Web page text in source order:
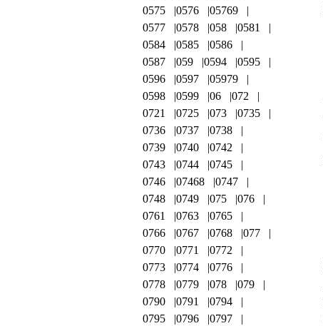
0575
0576
05769
0577
0578 058
0581
0584
0585
0586
0587
059 0594
0595
0596
0597
05979
0598
0599 06
072
0721
0725 073
0735
0736
0737
0738
0739
0740
0742
0743
0744
0745
0746
07468
0747
0748
0749 075
076
0761
0763
0765
0766
0767 0768
077
0770
0771
0772
0773
0774
0776
0778
0779 078
079
0790
0791
0794
0795
0796
0797